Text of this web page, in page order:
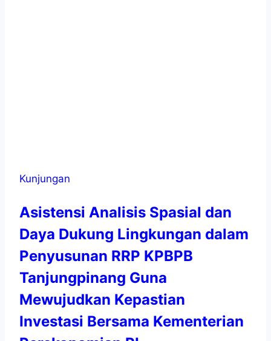
Kunjungan
Asistensi Analisis Spasial dan
Daya Dukung Lingkungan dalam
Penyusunan RRP KPBPB
Tanjungpinang Guna
Mewujudkan Kepastian
Investasi Bersama Kementerian